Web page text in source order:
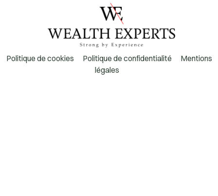
Politique de cookies Politique de confidentialité
Mentions
légales